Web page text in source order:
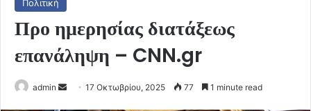
Πολιτική
Προ ημερησίας διατάξεως
επανάληψη – CNN.gr
admin
Send17 Οκτωβρίου, 2025 77 1 minute read